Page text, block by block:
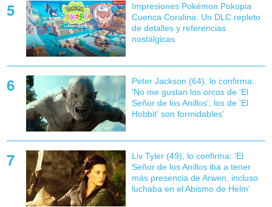
Impresiones Pokémon Pokopia
Cuenca Coralina: Un DLC repleto
de detalles y referencias
nostálgicas
Peter Jackson (64), lo confirma:
'No me gustan los orcos de 'El
Señor de los Anillos', los de 'El
Hobbit' son formidables'
Liv Tyler (49), lo confirma: 'El
Señor de los Anillos iba a tener
más presencia de Arwen, incluso
luchaba en el Abismo de Helm'